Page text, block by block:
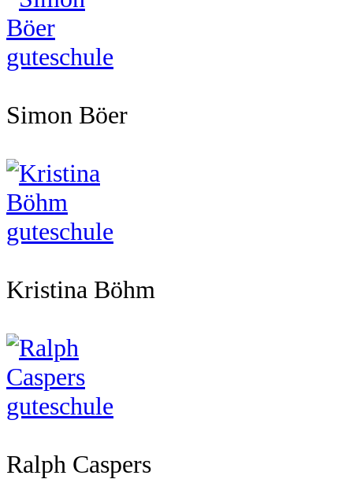
Simon Böer
Kristina Böhm
Ralph Caspers